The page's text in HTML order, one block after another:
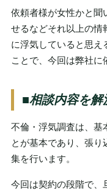
依頼者様が女性かと聞
せるなどそれ以上の情
に浮気していると思え
ことで、今回は弊社に
■相談内容を解
不倫・浮気調査は、基
とが基本であり、張り
集を行います。
今回は契約の段階で、